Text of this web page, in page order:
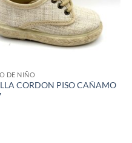
DE NIÑO
CORDON PISO CAÑAMO